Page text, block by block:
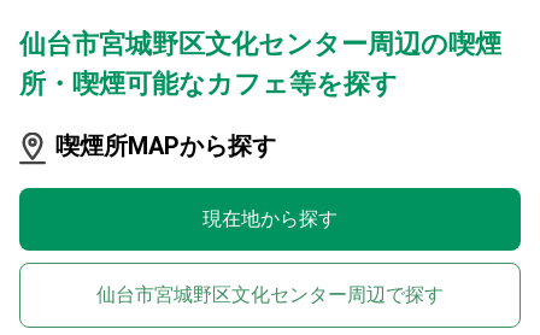
仙台市宮城野区文化センター周辺の喫煙
所・喫煙可能なカフェ等を探す
喫煙所MAPから探す
現在地から探す
仙台市宮城野区文化センター周辺で探す